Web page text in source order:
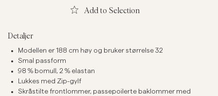
Add to Selection
Detaljer
Modellen er 188 cm høy og bruker størrelse 32
Smal passform
98 % bomull, 2 % elastan
Lukkes med Zip-gylf
Skråstilte frontlommer, passepoilerte baklommer med